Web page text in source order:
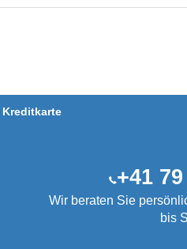
+41
Wir beraten Sie
bis